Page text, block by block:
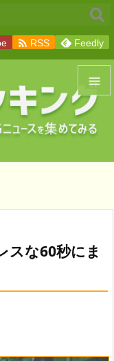


メニュ
前へ
次へ
 RSS Feedly
スな60秒にま